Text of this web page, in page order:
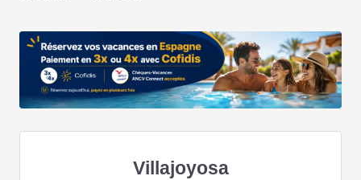
Villajoyosa